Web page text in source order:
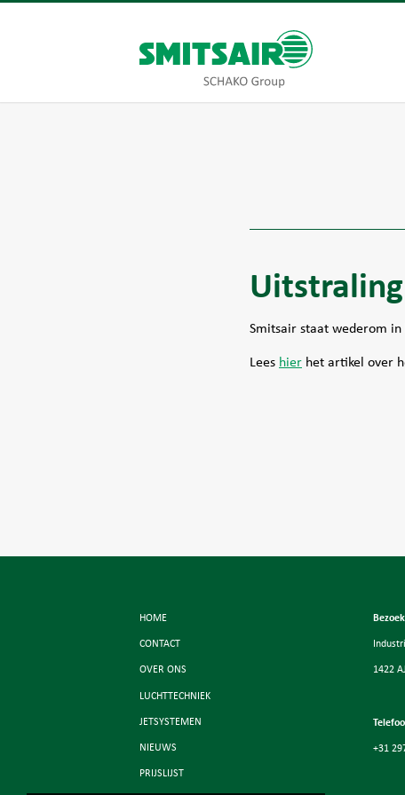
Smitsair staat wederom
Lees hier het artikel over
HOME
CONTACT
OVER ONS
LUCHTTECHNIEK
JETSYSTEMEN
NIEUWS
PRIJSLIJST
1422
+31